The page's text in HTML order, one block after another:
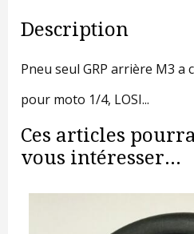
Description
Pneu seul GRP arrière M3 a
pour moto 1/4, LOSI...
Ces articles
vous intéresser...